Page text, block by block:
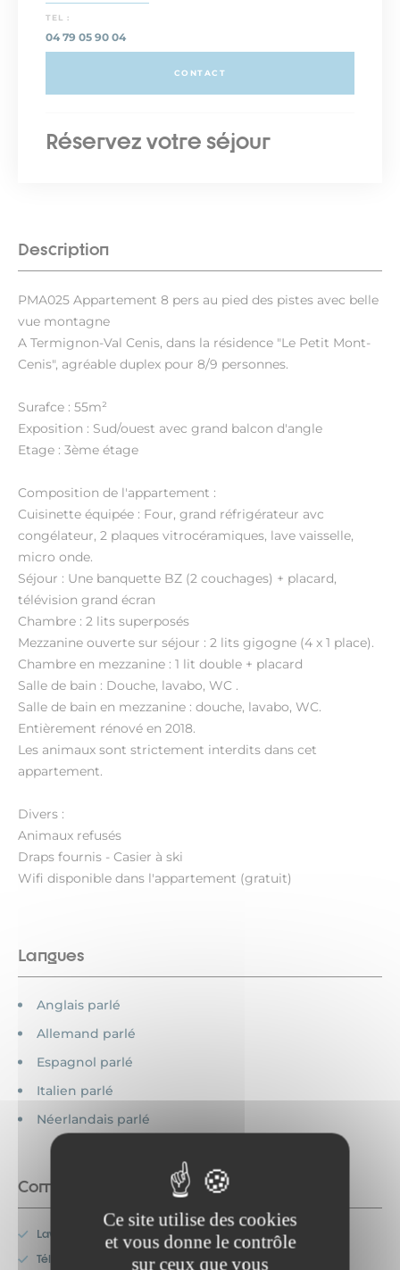
Ce site utilise des cookies
et vous donne le contrôle
sur ceux que vous
Description
PMA025 Appartement 8 pers au pied des pistes avec belle
vue montagne
A Termignon-Val Cenis, dans la résidence "Le Petit Mont-
Cenis", agréable duplex pour 8/9 personnes.
Surafce : 55m²
Exposition : Sud/ouest avec grand balcon d'angle
Etage : 3ème étage
Composition de l'appartement :
Cuisinette équipée : Four, grand réfrigérateur avc
congélateur, 2 plaques vitrocéramiques, lave vaisselle,
micro onde.
Séjour : Une banquette BZ (2 couchages) + placard,
télévision grand écran
Chambre : 2 lits superposés
Mezzanine ouverte sur séjour : 2 lits gigogne (4 x 1 place).
Chambre en mezzanine : 1 lit double + placard
Salle de bain : Douche, lavabo, WC .
Salle de bain en mezzanine : douche, lavabo, WC.
Entièrement rénové en 2018.
Les animaux sont strictement interdits dans cet
appartement.
Divers :
Animaux refusés
Draps fournis - Casier à ski
Wifi disponible dans l'appartement (gratuit)
Langues
Anglais parlé
Allemand parlé
Espagnol parlé
Italien parlé
Néerlandais parlé
Commodités
Lave-vaisselle
Télévision
TEL :
04 79 05 90 04
CONTACT
Réservez votre séjour